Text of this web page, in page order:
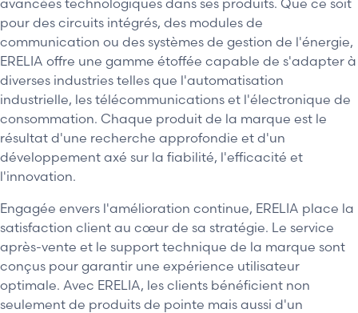
pour des circuits intégrés, des modules de
communication ou des systèmes de gestion de l'énergie,
ERELIA offre une gamme étoffée capable de s'adapter à
diverses industries telles que l'automatisation
industrielle, les télécommunications et l'électronique de
consommation. Chaque produit de la marque est le
résultat d'une recherche approfondie et d'un
développement axé sur la fiabilité, l'efficacité et
l'innovation.
Engagée envers l'amélioration continue, ERELIA place la
satisfaction client au cœur de sa stratégie. Le service
après-vente et le support technique de la marque sont
conçus pour garantir une expérience utilisateur
optimale. Avec ERELIA, les clients bénéficient non
seulement de produits de pointe mais aussi d'un